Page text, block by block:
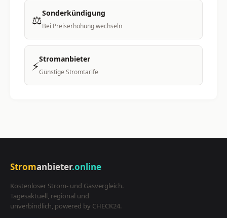
⚖️Sonderkündigung
Bei Preiserhöhung wechseln
⚡Stromanbieter
Günstige Stromtarife
Stromanbieter.online
Kostenloser Strom- und Gasvergleich.
Tagesaktuell, regional und
unverbindlich, powered by CHECK24.